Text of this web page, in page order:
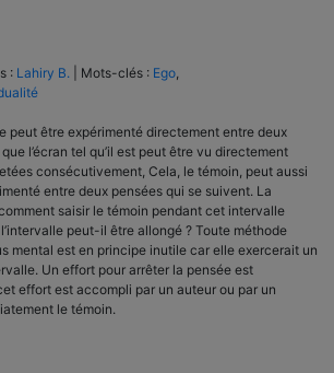
: Lahiry B. Mots-clés : Ego
peut être expérimenté directement entre deux
l’écran tel qu’il est peut être vu direc­tement
consécutivement, Cela, le témoin, peut aussi
entre deux pensées qui se suivent. La
saisir le témoin pendant cet intervalle
peut-il être allongé ? Toute méthode
mental est en principe inutile car elle exercerait un
Un effort pour arrêter la pensée est
effort est accompli par un auteur ou par un
le témoin.